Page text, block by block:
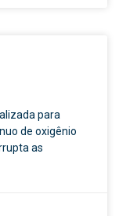
para
de oxigênio
as